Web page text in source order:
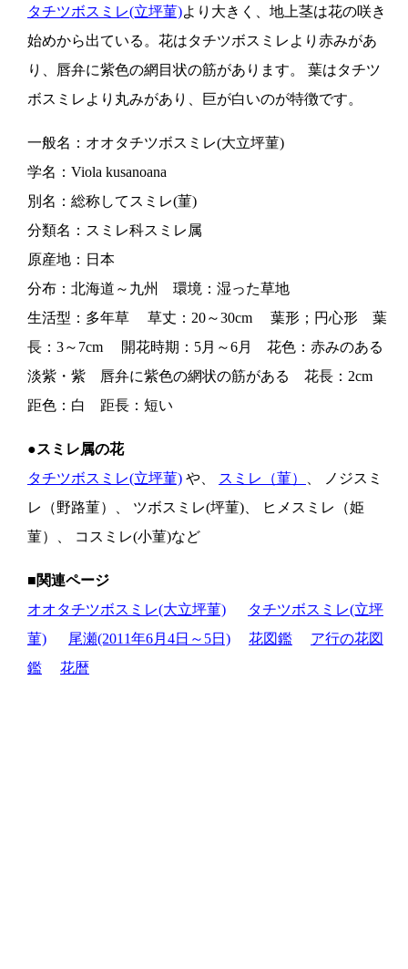
タチツボスミレ(立坪菫)より大きく、地上茎は花の咲き
始めから出ている。花はタチツボスミレより赤みがあ
り、唇弁に紫色の網目状の筋があります。 葉はタチツ
ボスミレより丸みがあり、巨が白いのが特徴です。
一般名：オオタチツボスミレ(大立坪菫)
学名：Viola kusanoana
別名：総称してスミレ(菫)
分類名：スミレ科スミレ属
原産地：日本
分布：北海道～九州 環境：湿った草地
生活型：多年草 草丈：20～30cm 葉形；円心形 葉
長：3～7cm 開花時期：5月～6月 花色：赤みのある
淡紫・紫 唇弁に紫色の網状の筋がある 花長：2cm
距色：白 距長：短い
●スミレ属の花
タチツボスミレ(立坪菫) や、 スミレ（菫）
、 ノジスミ
レ（野路菫）、 ツボスミレ(坪菫)、 ヒメスミレ（姫
菫）、 コスミレ(小菫)など
■関連ページ
オオタチツボスミレ(大立坪菫)
タチツボスミレ(立坪
菫)
尾瀬(2011年6月4日～5日) 花図鑑
ア行の花図
鑑
花暦